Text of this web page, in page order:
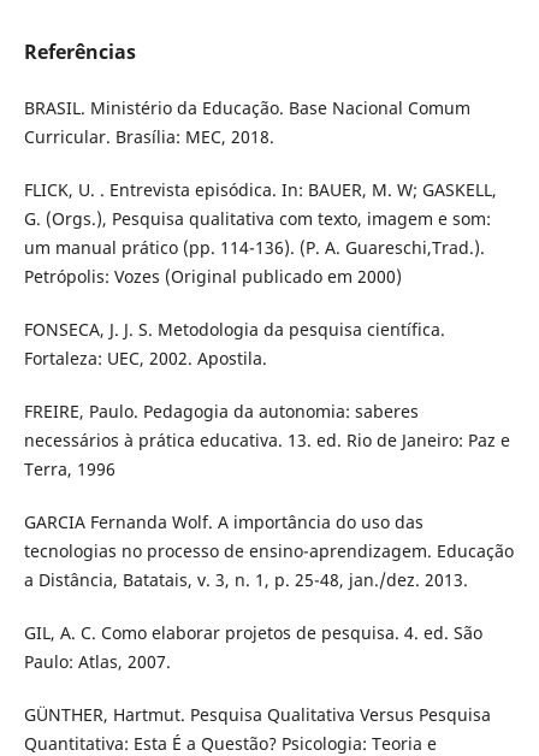
Referências
BRASIL. Ministério da Educação. Base Nacional Comum
Curricular. Brasília: MEC, 2018.
FLICK, U. . Entrevista episódica. In: BAUER, M. W; GASKELL,
G. (Orgs.), Pesquisa qualitativa com texto, imagem e som:
um manual prático (pp. 114-136). (P. A. Guareschi,Trad.).
Petrópolis: Vozes (Original publicado em 2000)
FONSECA, J. J. S. Metodologia da pesquisa científica.
Fortaleza: UEC, 2002. Apostila.
FREIRE, Paulo. Pedagogia da autonomia: saberes
necessários à prática educativa. 13. ed. Rio de Janeiro: Paz e
Terra, 1996
GARCIA Fernanda Wolf. A importância do uso das
tecnologias no processo de ensino-aprendizagem. Educação
a Distância, Batatais, v. 3, n. 1, p. 25-48, jan./dez. 2013.
GIL, A. C. Como elaborar projetos de pesquisa. 4. ed. São
Paulo: Atlas, 2007.
GÜNTHER, Hartmut. Pesquisa Qualitativa Versus Pesquisa
Quantitativa: Esta É a Questão? Psicologia: Teoria e